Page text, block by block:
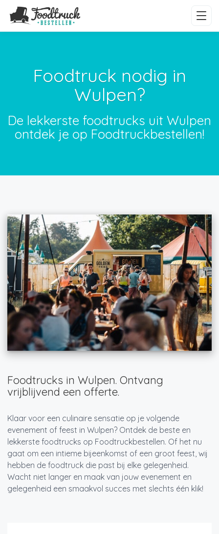
Foodtruck nodig in
Wulpen?
De lekkerste foodtrucks uit Wulpen
ontdek je op Foodtruckbestellen!
Foodtrucks in Wulpen. Ontvang
vrijblijvend een offerte.
Klaar voor een culinaire sensatie op je volgende
evenement of feest in Wulpen? Ontdek de beste en
lekkerste foodtrucks op Foodtruckbestellen. Of het nu
gaat om een intieme bijeenkomst of een groot feest, wij
hebben de foodtruck die past bij elke gelegenheid.
Wacht niet langer en maak van jouw evenement en
gelegenheid een smaakvol succes met slechts één klik!